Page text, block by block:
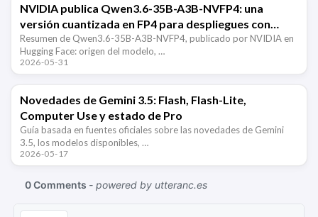
NVIDIA publica Qwen3.6-35B-A3B-NVFP4: una
versión cuantizada en FP4 para despliegues con
vLLM
Resumen de Qwen3.6-35B-A3B-NVFP4, publicado por NVIDIA en
Hugging Face: origen del modelo, …
2026-05-31
Novedades de Gemini 3.5: Flash, Flash-Lite,
Computer Use y estado de Pro
Guía basada en fuentes oficiales sobre las novedades de Gemini
3.5, los modelos disponibles, …
2026-05-17